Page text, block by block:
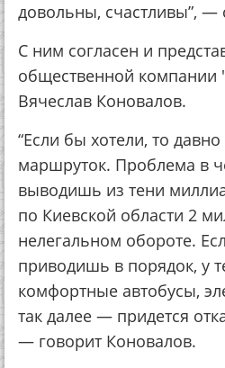
довольны, счастливы”, —
С ним согласен и
общественной компании
Вячеслав Коновалов.
“Если бы хотели, то
маршруток. Проблема в
выводишь из тени
по Киевской области 2
нелегальном обороте.
приводишь в порядок, у
комфортные автобусы,
так далее — придется
— говорит Коновалов.